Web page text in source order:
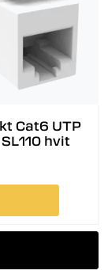
Cat6 UTP
hvit